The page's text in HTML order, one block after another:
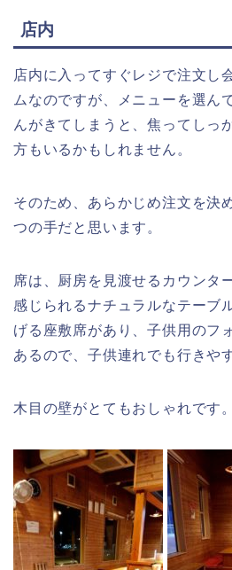
店内
店内に入ってすぐレジで注文し
ムなのですが、メニューを選ん
んがきてしまうと、焦ってしっ
方もいるかもしれません。
そのため、あらかじめ注文を決
つの手だと思います。
席は、厨房を見渡せるカウンタ
感じられるナチュラルなテーブ
げる座敷席があり、子供用のフ
あるので、子供連れでも行きや
木目の壁がとてもおしゃれです。